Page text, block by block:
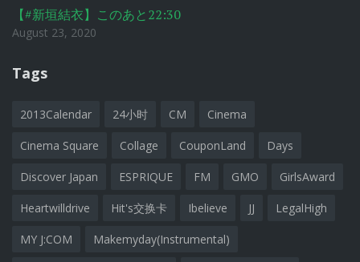
【#新垣結衣】このあと22:30
August 23, 2020
Tags
2013Calendar 24小时 CM Cinema
Cinema Square Collage CouponLand Days
Discover Japan ESPRIQUE FM GMO GirlsAward
Heartwilldrive Hit's交换卡 Ibelieve JJ LegalHigh
MY J:COM Makemyday(Instrumental)